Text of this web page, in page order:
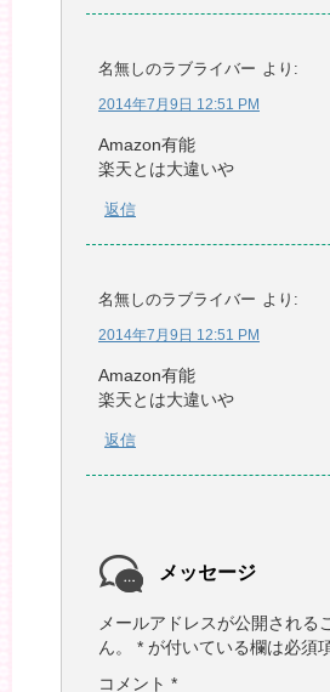
名無しのラブライバー より:
2014年7月9日 12:51 PM
Amazon有能
楽天とは大違いや
返信
名無しのラブライバー より:
2014年7月9日 12:51 PM
Amazon有能
楽天とは大違いや
返信
メッセージ
メールアドレスが公開される
ん。
* が付いている欄は必須
コメント *